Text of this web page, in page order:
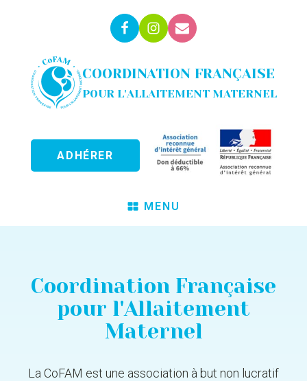
COORDINATION FRANÇAISE
POUR L'ALLAITEMENT MATERNEL
ADHÉRER
MENU
Coordination Française
pour l'Allaitement
Maternel
La CoFAM est une association à but non lucratif